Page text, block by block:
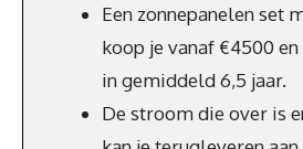
Een zonnepanelen set
koop je vanaf €4500
in gemiddeld 6,5 jaar.
De stroom die over is